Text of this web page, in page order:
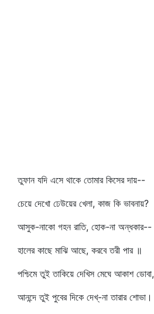
তুফান যদি এসে থাকে তোমার কিসের দায়--
চেয়ে দেখো ঢেউয়ের খেলা, কাজ কি ভাবনায়?
আসুক-নাকো গহন রাতি, হোক-না অন্ধকার--
হালের কাছে মাঝি আছে, করবে তরী পার ॥
পশ্চিমে তুই তাকিয়ে দেখিস মেঘে আকাশ ডোবা,
আনন্দে তুই পুবের দিকে দেখ্‌-না তারার শোভা।